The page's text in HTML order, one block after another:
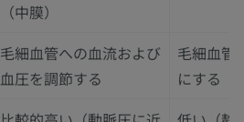
（中膜）
毛細血管への血流および
血圧を調節する
毛細血管
にする